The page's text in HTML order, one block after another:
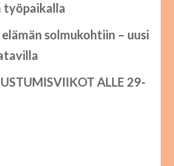
solmukohtiin – uusi
ALLE 29-